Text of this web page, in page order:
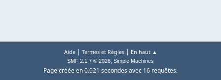
Aide| Termes et Règles| En haut ▲
SMF 2.1.7 © 2026, Simple Machines
Page créée en 0.021 secondes avec 16 requêtes.